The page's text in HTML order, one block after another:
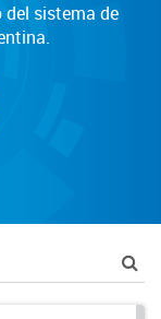
sistema de